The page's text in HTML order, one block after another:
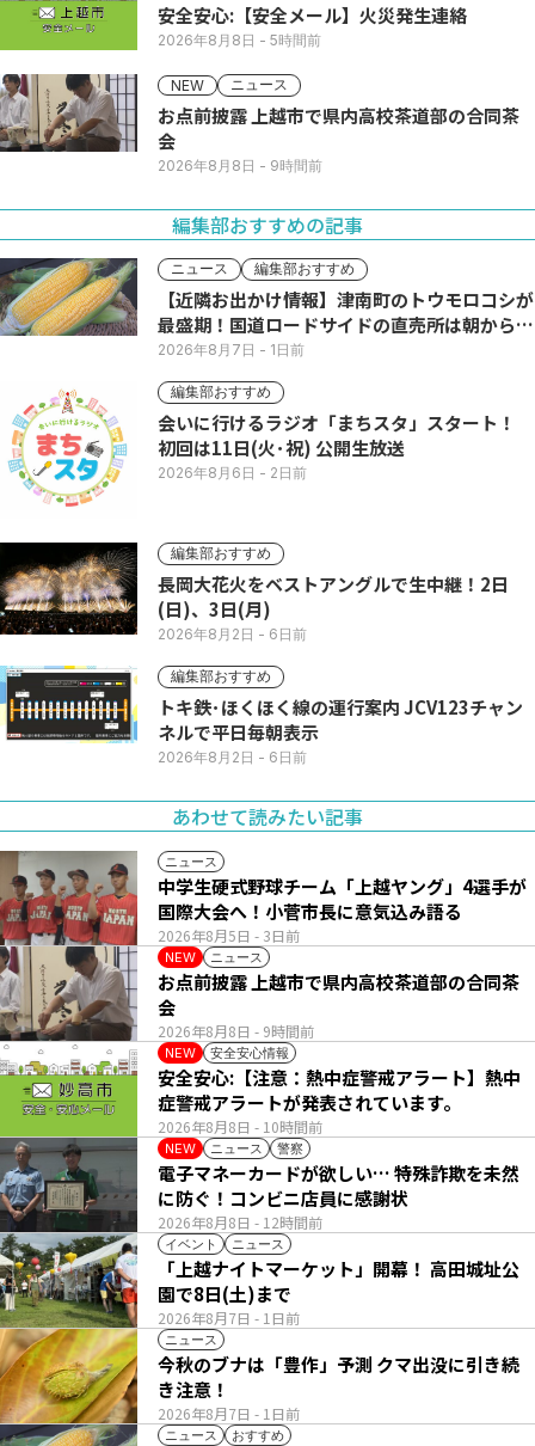
安全安心:【安全メール】火災発生連絡
2026年8月8日 - 5時間前
NEW ニュース
お点前披露 上越市で県内高校茶道部の合同茶
会
2026年8月8日 - 9時間前
編集部おすすめの記事
ニュース 編集部おすすめ
【近隣お出かけ情報】津南町のトウモロコシが
最盛期！国道ロードサイドの直売所は朝から長
い列
2026年8月7日 - 1日前
編集部おすすめ
会いに行けるラジオ「まちスタ」スタート！
初回は11日(火･祝) 公開生放送
2026年8月6日 - 2日前
編集部おすすめ
長岡大花火をベストアングルで生中継！2日
(日)、3日(月)
2026年8月2日 - 6日前
編集部おすすめ
トキ鉄･ほくほく線の運行案内 JCV123チャン
ネルで平日毎朝表示
2026年8月2日 - 6日前
あわせて読みたい記事
ニュース
2026年8月5日 - 3日前
中学生硬式野球チーム「上越ヤング」4選手が
国際大会へ！小菅市長に意気込み語る
NEW ニュース
2026年8月8日 - 9時間前
お点前披露 上越市で県内高校茶道部の合同茶
会
NEW 安全安心情報
2026年8月8日 - 10時間前
安全安心:【注意：熱中症警戒アラート】熱中
症警戒アラートが発表されています。
NEW ニュース 警察
2026年8月8日 - 12時間前
電子マネーカードが欲しい… 特殊詐欺を未然
に防ぐ！コンビニ店員に感謝状
イベント ニュース
2026年8月7日 - 1日前
「上越ナイトマーケット」開幕！ 高田城址公
園で8日(土)まで
ニュース
2026年8月7日 - 1日前
今秋のブナは「豊作」予測 クマ出没に引き続
き注意！
ニュース おすすめ